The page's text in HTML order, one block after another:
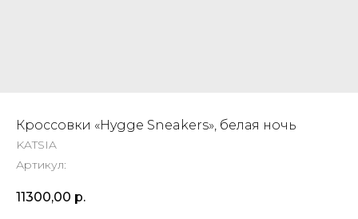
Кроссовки «Hygge Sneakers», белая ночь
KATSIA
Артикул:
11300,00 р.